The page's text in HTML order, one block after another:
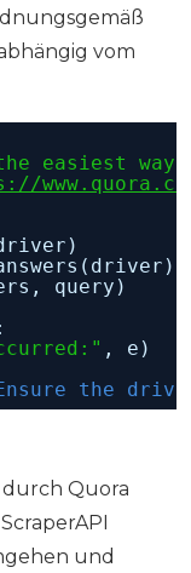
vom
easiest
query)
, e)
the
Quora
und